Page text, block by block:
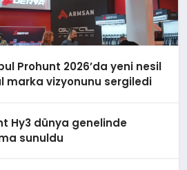
Prohunt 2026’da yeni nesil
marka vizyonunu sergiledi
Hy3 dünya genelinde
sunuldu